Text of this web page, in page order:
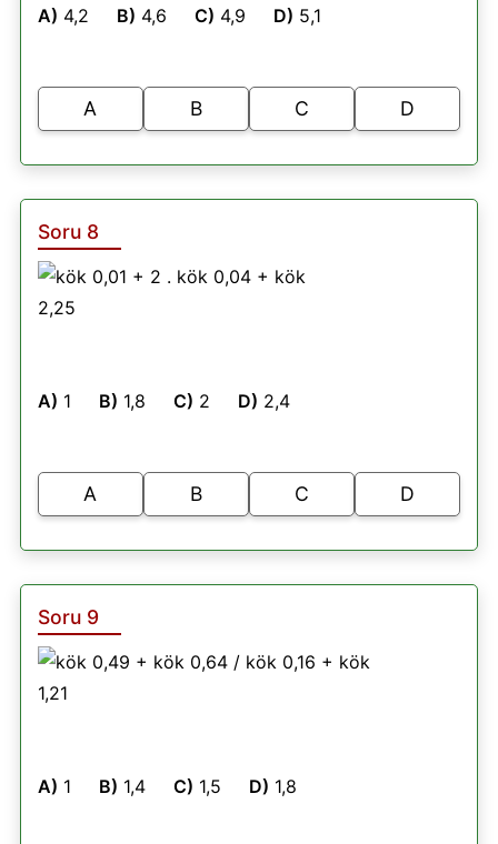
A) 4,2 B) 4,6 C) 4,9 D) 5,1
A B C D
Soru 8
A) 1 B) 1,8 C) 2 D) 2,4
A B C D
Soru 9
A) 1 B) 1,4 C) 1,5 D) 1,8